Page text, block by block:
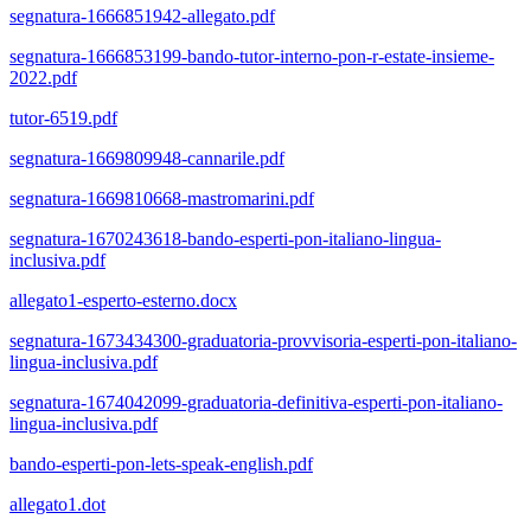
segnatura-1666851942-allegato.pdf
segnatura-1666853199-bando-tutor-interno-pon-r-estate-insieme-
2022.pdf
tutor-6519.pdf
segnatura-1669809948-cannarile.pdf
segnatura-1669810668-mastromarini.pdf
segnatura-1670243618-bando-esperti-pon-italiano-lingua-
inclusiva.pdf
allegato1-esperto-esterno.docx
segnatura-1673434300-graduatoria-provvisoria-esperti-pon-italiano-
lingua-inclusiva.pdf
segnatura-1674042099-graduatoria-definitiva-esperti-pon-italiano-
lingua-inclusiva.pdf
bando-esperti-pon-lets-speak-english.pdf
allegato1.dot